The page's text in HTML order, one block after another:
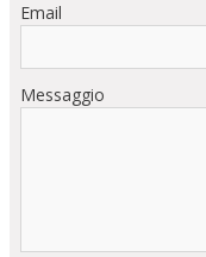
Email
Messaggio